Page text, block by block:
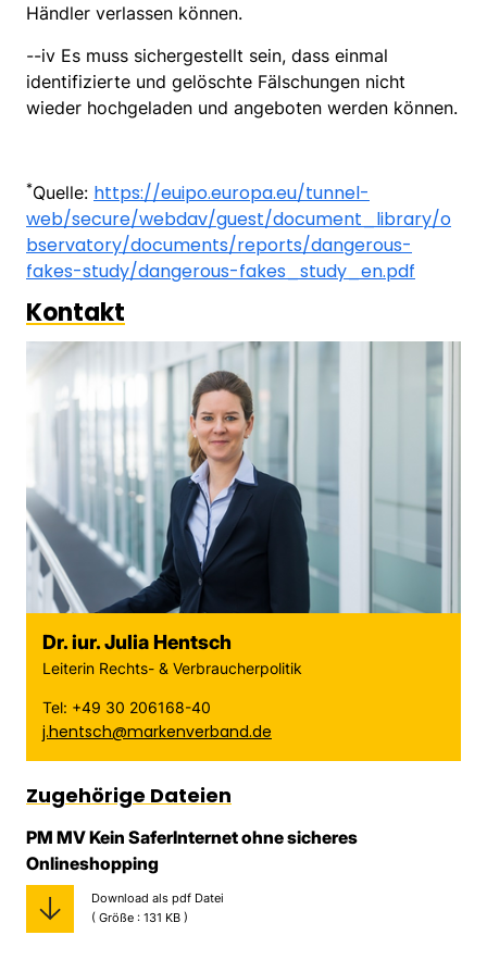
Händler verlassen können.
--iv Es muss sichergestellt sein, dass einmal
identifizierte und gelöschte Fälschungen nicht
wieder hochgeladen und angeboten werden können.
*Quelle: https://euipo.europa.eu/tunnel-
web/secure/webdav/guest/document_library/o
bservatory/documents/reports/dangerous-
fakes-study/dangerous-fakes_study_en.pdf
Kontakt
Dr. iur. Julia Hentsch
Leiterin Rechts- & Verbraucherpolitik
Tel: +49 30 206168-40
j.hentsch@markenverband.de
Zugehörige Dateien
PM MV Kein SaferInternet ohne sicheres
Onlineshopping
Download als pdf Datei
( Größe : 131 KB )